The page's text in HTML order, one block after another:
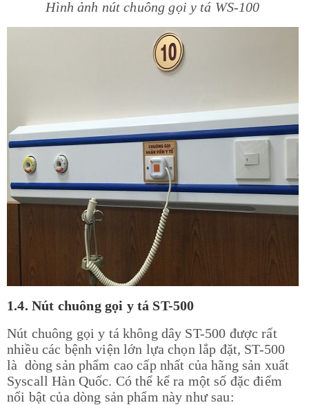
Hình ảnh nút chuông gọi y tá WS-100
1.4. Nút chuông gọi y tá ST-500
Nút chuông gọi y tá không dây ST-500 được rất
nhiều các bệnh viện lớn lựa chọn lắp đặt, ST-500
là dòng sản phẩm cao cấp nhất của hãng sản xuất
Syscall Hàn Quốc. Có thể kể ra một số đặc điểm
nổi bật của dòng sản phẩm này như sau: